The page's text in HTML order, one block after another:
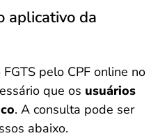
aplicativo da
pelo CPF online no
que os usuários
. A consulta pode ser
abaixo.